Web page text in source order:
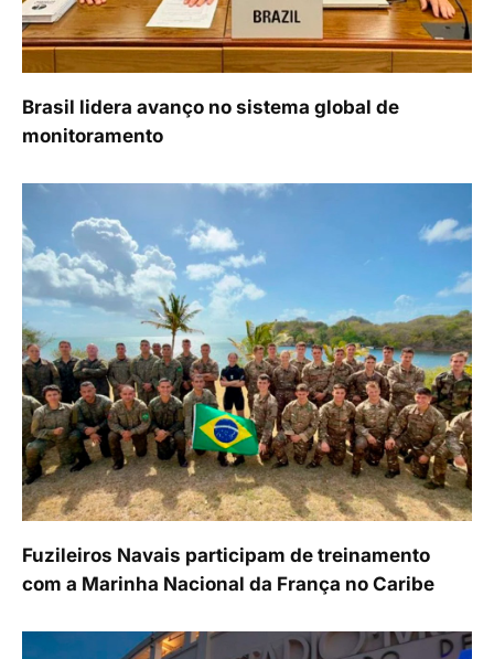
Brasil lidera avanço no sistema global de
monitoramento
Fuzileiros Navais participam de treinamento
com a Marinha Nacional da França no Caribe